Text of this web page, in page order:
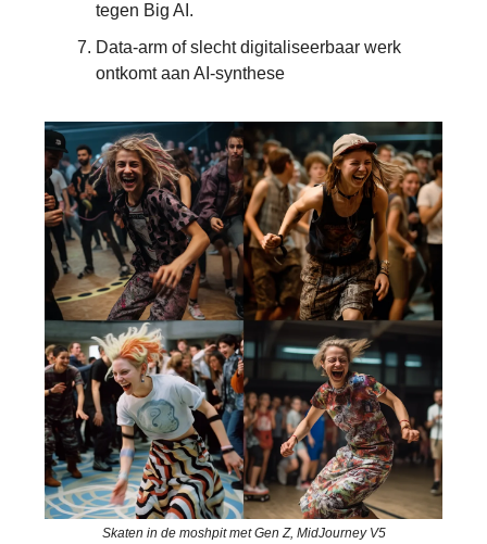
tegen Big AI.
Data-arm of slecht digitaliseerbaar werk
ontkomt aan AI-synthese
Skaten in de moshpit met Gen Z, MidJourney V5